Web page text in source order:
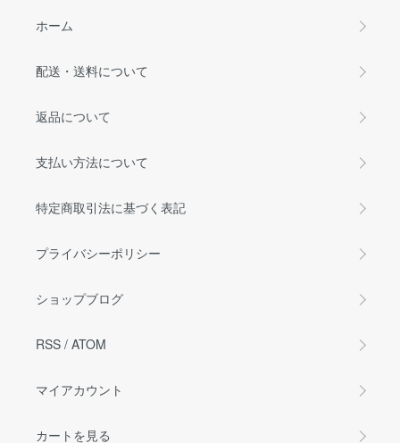
ホーム
配送・送料について
返品について
支払い方法について
特定商取引法に基づく表記
プライバシーポリシー
ショップブログ
RSS / ATOM
マイアカウント
カートを見る